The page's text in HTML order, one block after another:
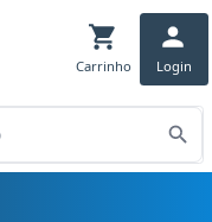
Carrinho Login